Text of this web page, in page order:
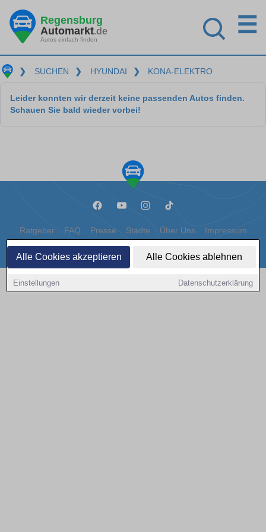
Alle Cookies akzeptieren Alle Cookies ablehnen
Einstellungen Datenschutzerklärung
Regensburg
Automarkt.de
Autos einfach finden
☰
❯ SUCHEN ❯ HYUNDAI ❯ KONA-ELEKTRO
Leider konnten wir derzeit keine passenden Autos finden.
Schauen Sie bald wieder vorbei!
Ratgeber FAQ Presse Städte Über Uns Impressum
Datenschutz Cookies
Copyright © 2000 - 2026 | 1A Infosysteme GmbH | Content by: 1a-sites-autos